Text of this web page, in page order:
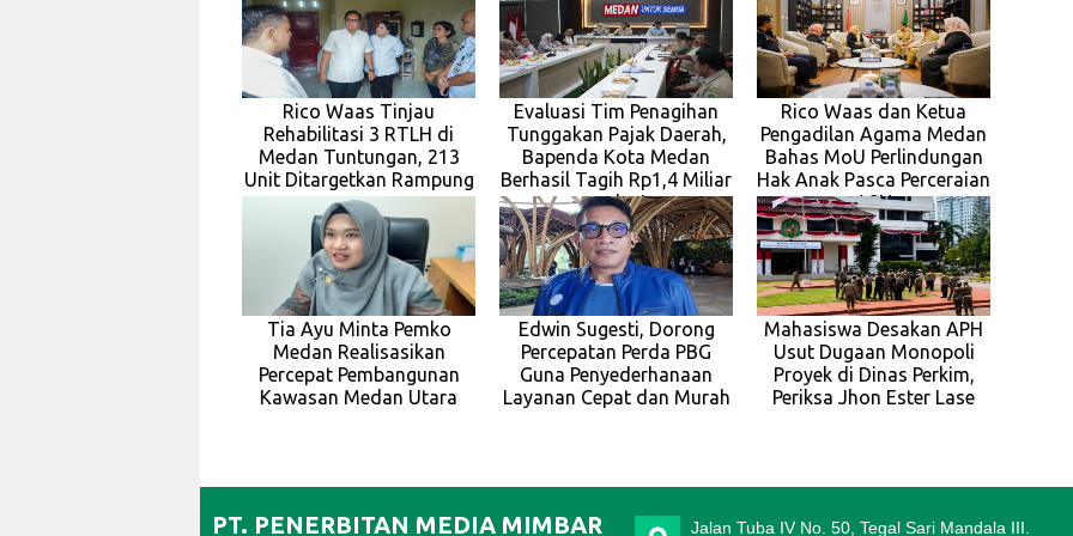
Rico Waas Tinjau
Rehabilitasi 3 RTLH di
Medan Tuntungan, 213
Unit Ditargetkan Rampung
Evaluasi Tim Penagihan
Tunggakan Pajak Daerah,
Bapenda Kota Medan
Berhasil Tagih Rp1,4 Miliar
pada J
Rico Waas dan Ketua
Pengadilan Agama Medan
Bahas MoU Perlindungan
Hak Anak Pasca Perceraian
ASN
Tia Ayu Minta Pemko
Medan Realisasikan
Percepat Pembangunan
Kawasan Medan Utara
Edwin Sugesti, Dorong
Percepatan Perda PBG
Guna Penyederhanaan
Layanan Cepat dan Murah
Mahasiswa Desakan APH
Usut Dugaan Monopoli
Proyek di Dinas Perkim,
Periksa Jhon Ester Lase
PT. PENERBITAN MEDIA MIMBAR Jalan Tuba IV No. 50, Tegal Sari Mandala III.